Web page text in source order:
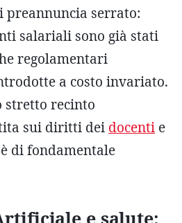
preannuncia serrato:
salariali sono già stati
regolamentari
a costo invariato.
stretto recinto
sui diritti dei docenti e
di fondamentale
e salute: